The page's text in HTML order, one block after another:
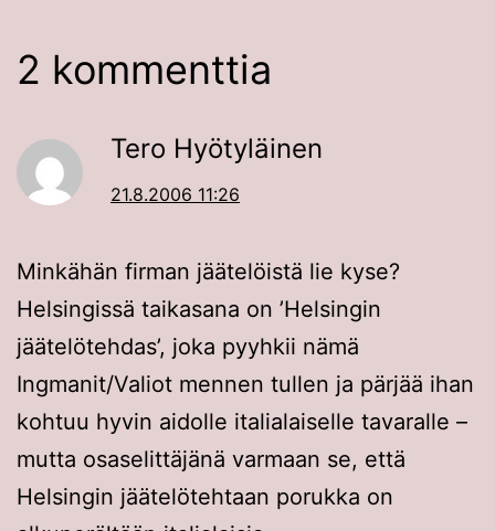
2 kommenttia
Tero Hyötyläinen
21.8.2006 11:26
Minkähän firman jäätelöistä lie kyse?
Helsingissä taikasana on ’Helsingin
jäätelötehdas’, joka pyyhkii nämä
Ingmanit/Valiot mennen tullen ja pärjää ihan
kohtuu hyvin aidolle italialaiselle tavaralle –
mutta osaselittäjänä varmaan se, että
Helsingin jäätelötehtaan porukka on